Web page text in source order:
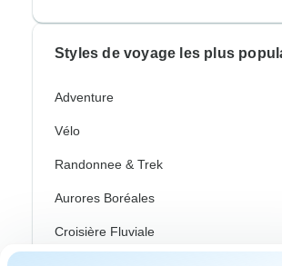
Styles de voyage les plus
Adventure
Vélo
Randonnee & Trek
Aurores Boréales
Croisière Fluviale